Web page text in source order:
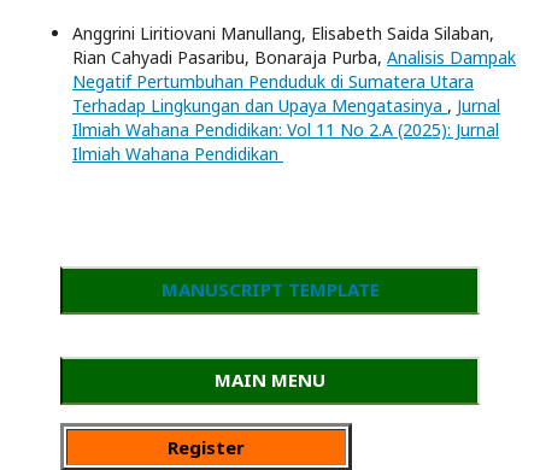
Anggrini Liritiovani Manullang, Elisabeth Saida Silaban,
Rian Cahyadi Pasaribu, Bonaraja Purba, Analisis Dampak
Negatif Pertumbuhan Penduduk di Sumatera Utara
Terhadap Lingkungan dan Upaya Mengatasinya , Jurnal
Ilmiah Wahana Pendidikan: Vol 11 No 2.A (2025): Jurnal
Ilmiah Wahana Pendidikan
MANUSCRIPT TEMPLATE
MAIN MENU
Register